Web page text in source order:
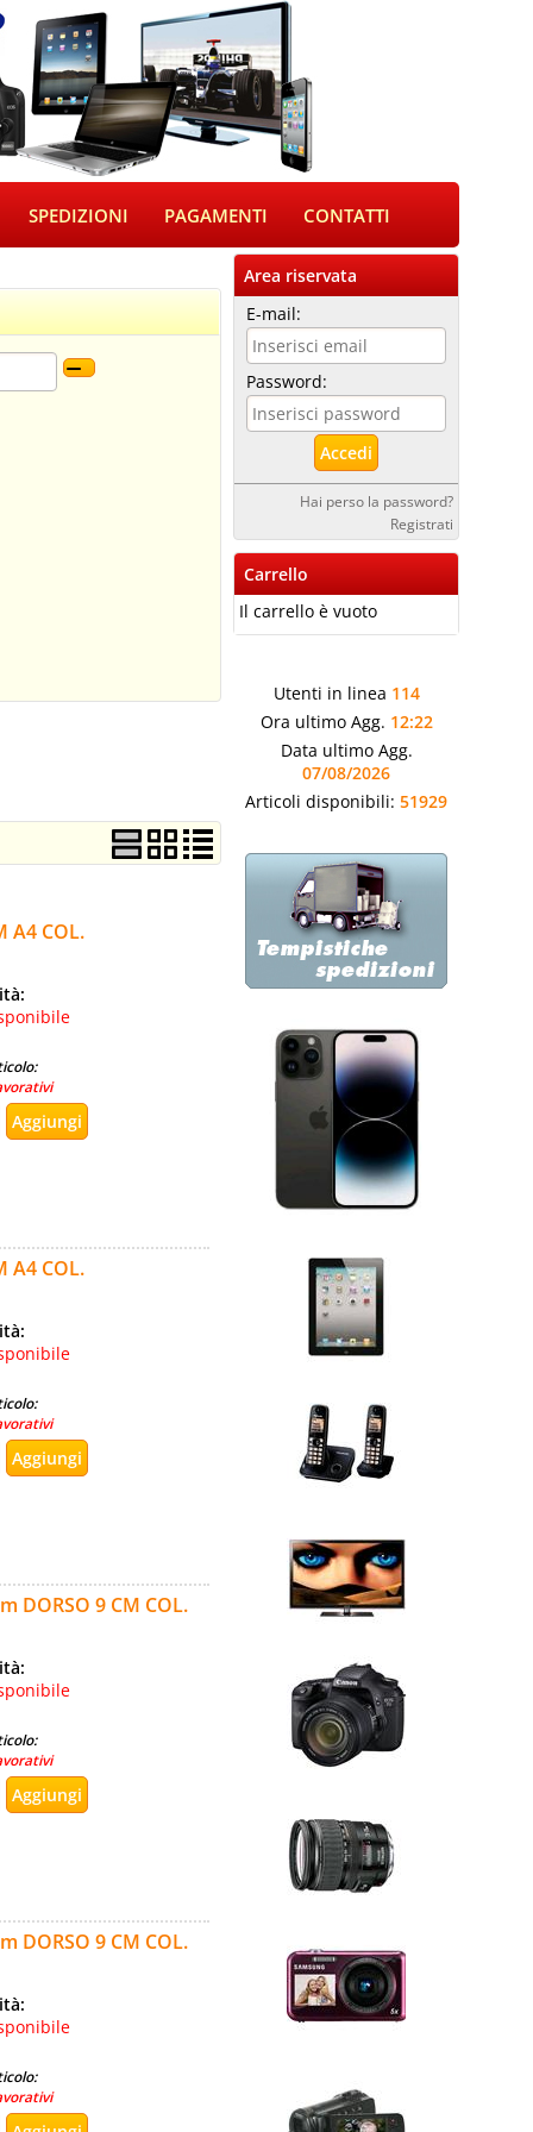
SPEDIZIONI PAGAMENTI CONTATTI
A4 COL.
A4 COL.
DORSO 9 CM COL.
DORSO 9 CM COL.
Area riservata
E-mail:
Password:
Hai perso la password?
Registrati
Carrello
Il carrello è vuoto
Utenti in linea 114
Ora ultimo Agg. 12:22
Data ultimo Agg.
07/08/2026
Articoli disponibili: 51929